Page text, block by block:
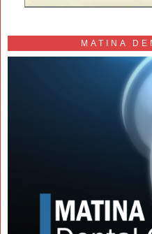
MATINA